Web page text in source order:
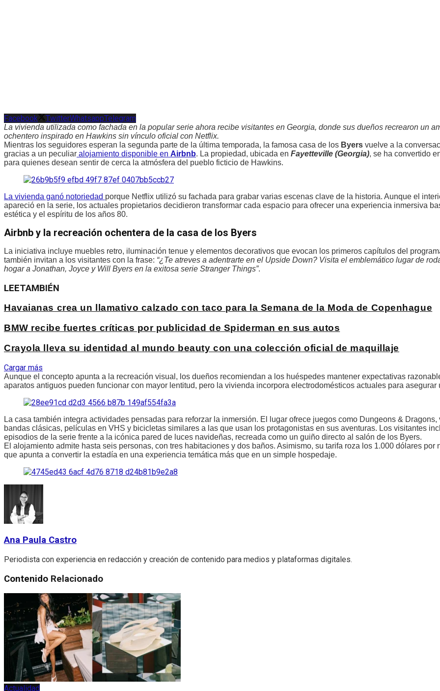
Facebook TwitterWhatsappTelegram
La vivienda utilizada como fachada en la popular serie ahora recibe visitantes en Georgia, donde sus dueños recrearon un
ochentero inspirado en Hawkins sin vínculo oficial con Netflix.
Mientras los seguidores esperan la segunda parte de la última temporada, la famosa casa de los Byers vuelve a la
gracias a un peculiar alojamiento disponible en Airbnb. La propiedad, ubicada en Fayetteville (Georgia), se ha convertido
para quienes desean sentir de cerca la atmósfera del pueblo ficticio de Hawkins.
La vivienda ganó notoriedad porque Netflix utilizó su fachada para grabar varias escenas clave de la historia. Aunque el
apareció en la serie, los actuales propietarios decidieron transformar cada espacio para ofrecer una experiencia inmersiva
estética y el espíritu de los años 80.
Airbnb y la recreación ochentera de la casa de los Byers
La iniciativa incluye muebles retro, iluminación tenue y elementos decorativos que evocan los primeros capítulos del
también invitan a los visitantes con la frase: “¿Te atreves a adentrarte en el Upside Down? Visita el emblemático lugar de
hogar a Jonathan, Joyce y Will Byers en la exitosa serie Stranger Things”.
LEETAMBIÉN
Havaianas crea un llamativo calzado con taco para la Semana de la Moda de Copenhague
BMW recibe fuertes críticas por publicidad de Spiderman en sus autos
Crayola lleva su identidad al mundo beauty con una colección oficial de maquillaje
Cargar más
Aunque el concepto apunta a la recreación visual, los dueños recomiendan a los huéspedes mantener expectativas
aparatos antiguos pueden funcionar con mayor lentitud, pero la vivienda incorpora electrodomésticos actuales para asegurar
La casa también integra actividades pensadas para reforzar la inmersión. El lugar ofrece juegos como Dungeons & Dragons,
bandas clásicas, películas en VHS y bicicletas similares a las que usan los protagonistas en sus aventuras. Los visitantes
episodios de la serie frente a la icónica pared de luces navideñas, recreada como un guiño directo al salón de los Byers.
El alojamiento admite hasta seis personas, con tres habitaciones y dos baños. Asimismo, su tarifa roza los 1.000 dólares por
que apunta a convertir la estadía en una experiencia temática más que en un simple hospedaje.
Ana Paula Castro
Periodista con experiencia en redacción y creación de contenido para medios y plataformas digitales.
Contenido Relacionado
Actualidad